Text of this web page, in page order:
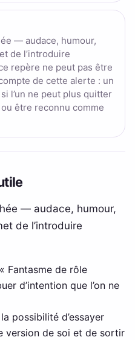
— audace, humour,
de l’introduire
repère ne peut pas être
de cette alerte : un
l’un ne peut plus quitter
être reconnu comme
— audace, humour,
de l’introduire
Fantasme de rôle
d’intention que l’on ne
possibilité d’essayer
version de soi et de sortir